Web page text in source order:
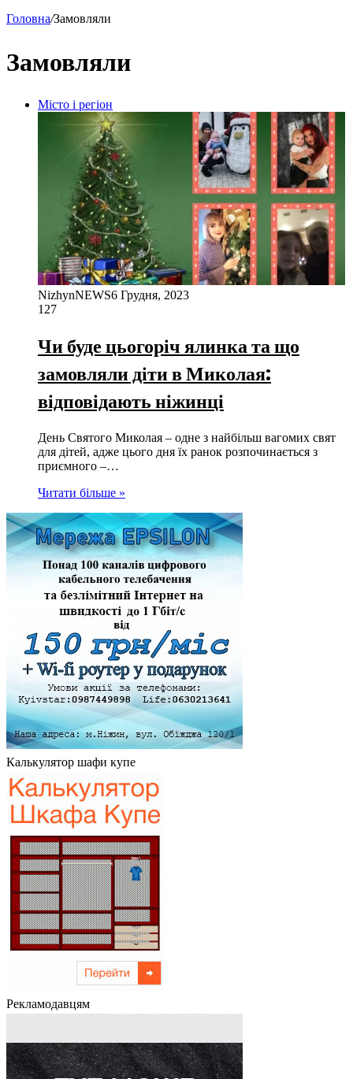
Головна/Замовляли
Замовляли
Місто і регіон
NizhynNEWS6 Грудня, 2023
127
Чи буде цьогоріч ялинка та що
замовляли діти в Миколая:
відповідають ніжинці
День Святого Миколая – одне з найбільш вагомих свят
для дітей, адже цього дня їх ранок розпочинається з
приємного –…
Читати більше »
Калькулятор шафи купе
Рекламодавцям